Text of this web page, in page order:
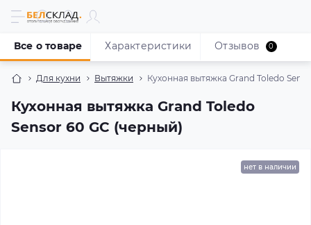
Для кухни Вытяжки Кухонная вытяжка Grand Toledo
Кухонная вытяжка Grand Toledo
Sensor 60 GC (черный)
Все о товаре Характеристики Отзывов 0
нет в наличии